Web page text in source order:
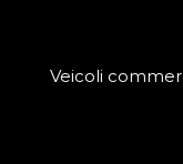
Veicoli